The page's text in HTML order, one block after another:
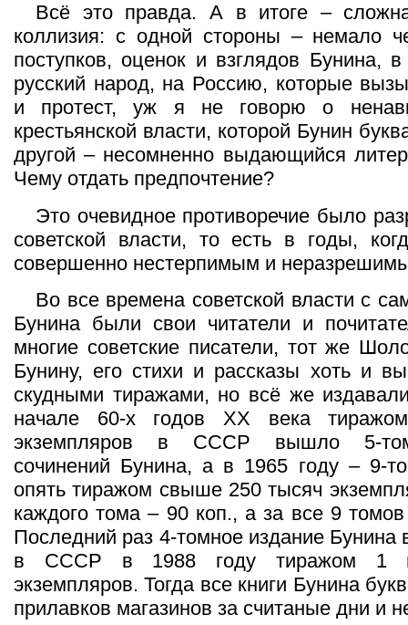
Всё это правда. А в итоге –
коллизия: с одной стороны – немало
поступков, оценок и взглядов Бунина,
русский народ, на Россию, которые
и протест, уж я не говорю о
крестьянской власти, которой Бунин
другой – несомненно выдающийся
Чему отдать предпочтение?
Это очевидное противоречие было
советской власти, то есть в годы,
совершенно нестерпимым и
Во все времена советской власти с
Бунина были свои читатели и
многие советские писатели, тот же
Бунину, его стихи и рассказы хоть и
скудными тиражами, но всё же
начале 60-х годов XX века
экземпляров в СССР вышло 5-
сочинений Бунина, а в 1965 году – 9-
опять тиражом свыше 250 тысяч
каждого тома – 90 коп., а за все 9
Последний раз 4-томное издание
в СССР в 1988 году тиражом 1
экземпляров. Тогда все книги Бунина
прилавков магазинов за считаные дни и